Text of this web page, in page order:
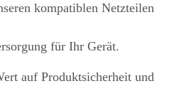
kompatiblen Netzteilen
für Ihr Gerät.
auf Produktsicherheit und